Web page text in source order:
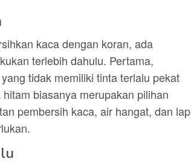
kaca dengan koran, ada
terlebih dahulu. Pertama,
tidak memiliki tinta terlalu pekat
biasanya merupakan pilihan
pembersih kaca, air hangat, dan lap